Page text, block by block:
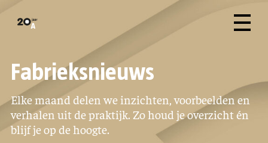
Fabrieksnieuws
Elke maand delen we inzichten, voorbeelden en
verhalen uit de praktijk. Zo houd je overzicht én
blijf je op de hoogte.